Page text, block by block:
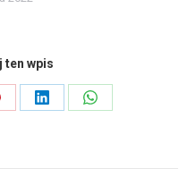
ten wpis
Share
Share